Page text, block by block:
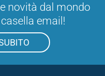
novità dal mondo
email!